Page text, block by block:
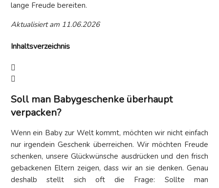
lange Freude bereiten.
Aktualisiert am 11.06.2026
Inhaltsverzeichnis
Soll man Babygeschenke überhaupt
verpacken?
Wenn ein Baby zur Welt kommt, möchten wir nicht einfach
nur irgendein Geschenk überreichen. Wir möchten Freude
schenken, unsere Glückwünsche ausdrücken und den frisch
gebackenen Eltern zeigen, dass wir an sie denken. Genau
deshalb stellt sich oft die Frage: Sollte man